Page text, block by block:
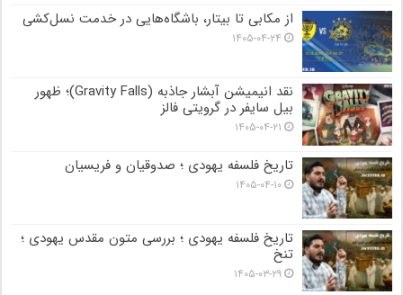
از مکابی تا بیتار، باشگاه‌هایی در خدمت نسل‌کشی
۱۴۰۵-۰۴-۲۴
نقد انیمیشن آبشار جاذبه (Gravity Falls)؛ ظهور
بیل سایفر در گرویتی فالز
۱۴۰۵-۰۴-۲۱
تاریخ فلسفه یهودی ؛ صدوقیان و فریسیان
۱۴۰۵-۰۴-۱۰
تاریخ فلسفه یهودی ؛ بررسی متون مقدس یهودی ؛
تنخ
۱۴۰۵-۰۳-۲۹